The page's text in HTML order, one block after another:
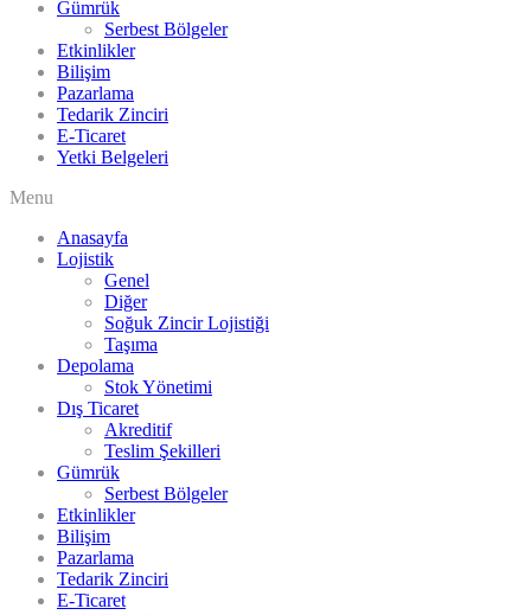
Gümrük
Serbest Bölgeler
Etkinlikler
Bilişim
Pazarlama
Tedarik Zinciri
E-Ticaret
Yetki Belgeleri
Menu
Anasayfa
Lojistik
Genel
Diğer
Soğuk Zincir Lojistiği
Taşıma
Depolama
Stok Yönetimi
Dış Ticaret
Akreditif
Teslim Şekilleri
Gümrük
Serbest Bölgeler
Etkinlikler
Bilişim
Pazarlama
Tedarik Zinciri
E-Ticaret